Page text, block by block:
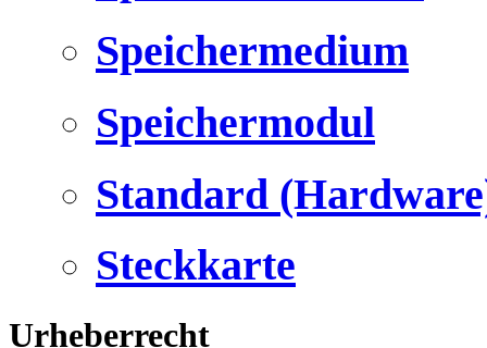
Speichermedium
Speichermodul
Standard
Steckkarte
Urheberrecht